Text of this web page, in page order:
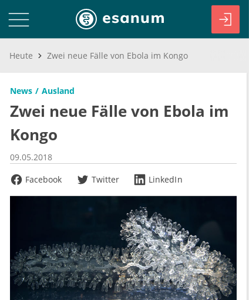
Heute Zwei neue Fälle von Ebola im Kongo
News Ausland
Zwei neue Fälle von Ebola im
Kongo
09.05.2018
Facebook
Twitter LinkedIn